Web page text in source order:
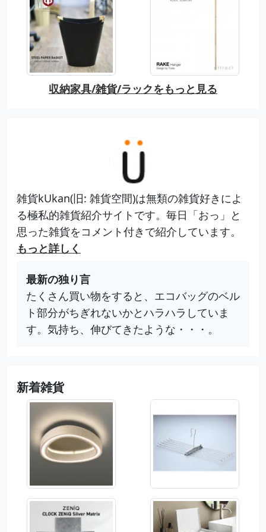
収納家具/雑貨/ラックをもっと見る
雑貨kUkan(旧: 雑貨空間)は無類の雑貨好きによ
る極私的雑貨紹介サイトです。毎日「おっ」と
思った雑貨をコメント付きで紹介しています。
もっと詳しく
最新の独り言
たくさん買い物をすると、エコバッグのベル
ト部分がちぎれないかとハラハラしていま
す。気持ち、伸びてきたような・・・。
新着雑貨